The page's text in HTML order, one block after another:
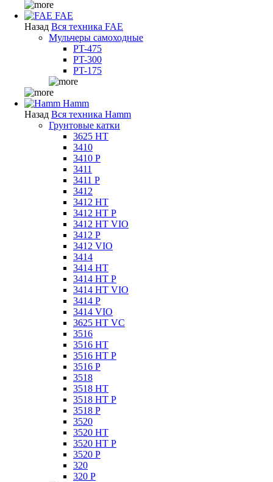
FAE
Назад Вся техника FAE
Мульчеры самоходные
PT-475
PT-300
PT-175
Hamm
Назад Вся техника Hamm
Грунтовые катки
3625 HT
3410
3410 P
3411
3411 P
3412
3412 HT
3412 HT P
3412 HT VIO
3412 P
3412 VIO
3414
3414 HT
3414 HT P
3414 HT VIO
3414 P
3414 VIO
3625 HT VC
3516
3516 HT
3516 HT P
3516 P
3518
3518 HT
3518 HT P
3518 P
3520
3520 HT
3520 HT P
3520 P
320
320 P